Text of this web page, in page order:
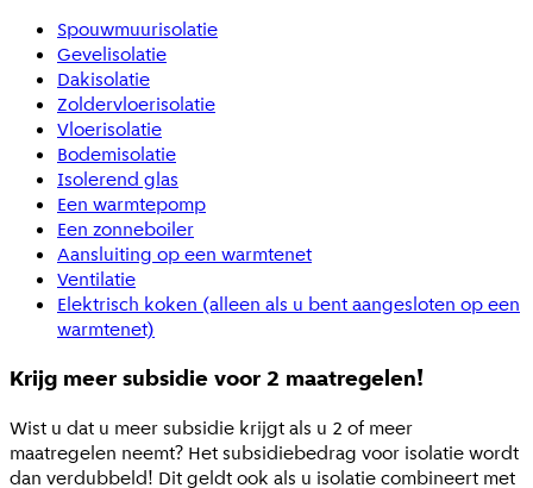
Spouwmuurisolatie
Gevelisolatie
Dakisolatie
Zoldervloerisolatie
Vloerisolatie
Bodemisolatie
Isolerend glas
Een warmtepomp
Een zonneboiler
Aansluiting op een warmtenet
Ventilatie
Elektrisch koken (alleen als u bent aangesloten op een
warmtenet)
Krijg meer subsidie voor 2 maatregelen!
Wist u dat u meer subsidie krijgt als u 2 of meer
maatregelen neemt? Het subsidiebedrag voor isolatie wordt
dan verdubbeld! Dit geldt ook als u isolatie combineert met